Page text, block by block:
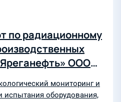
по радиационному
ООО
мониторинг и
испытания оборудования,